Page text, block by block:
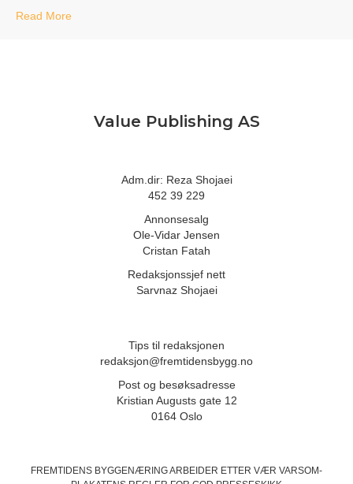
Read More
Value Publishing AS
Adm.dir: Reza Shojaei
452 39 229
Annonsesalg
Ole-Vidar Jensen
Cristan Fatah
Redaksjonssjef nett
Sarvnaz Shojaei
Tips til redaksjonen
redaksjon@fremtidensbygg.no
Post og besøksadresse
Kristian Augusts gate 12
0164 Oslo
FREMTIDENS BYGGENÆRING ARBEIDER ETTER VÆR VARSOM-